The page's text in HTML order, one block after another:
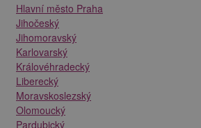
Hlavní město Praha
Jihočeský
Jihomoravský
Karlovarský
Královéhradecký
Liberecký
Moravskoslezský
Olomoucký
Pardubický